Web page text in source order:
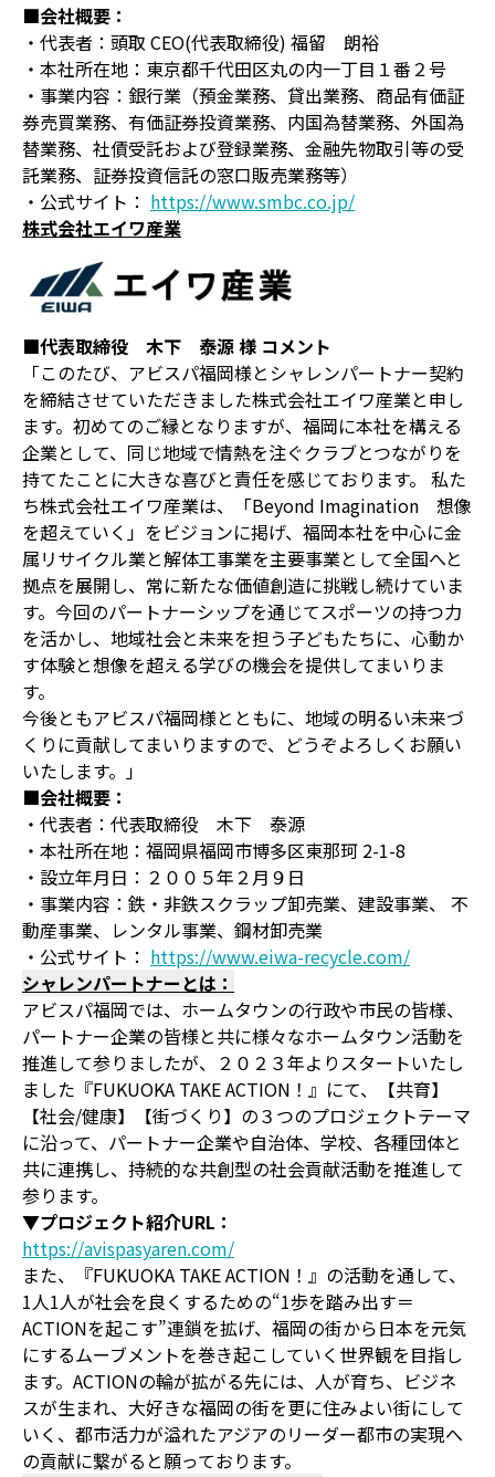
■会社概要：
・代表者：頭取 CEO(代表取締役) 福留 朗裕
・本社所在地：東京都千代田区丸の内一丁目１番２号
・事業内容：銀行業（預金業務、貸出業務、商品有価証
券売買業務、有価証券投資業務、内国為替業務、外国為
替業務、社債受託および登録業務、金融先物取引等の受
託業務、証券投資信託の窓口販売業務等）
・公式サイト： https://www.smbc.co.jp/
株式会社エイワ産業
■代表取締役 木下 泰源 様 コメント
「このたび、アビスパ福岡様とシャレンパートナー契約
を締結させていただきました株式会社エイワ産業と申し
ます。初めてのご縁となりますが、福岡に本社を構える
企業として、同じ地域で情熱を注ぐクラブとつながりを
持てたことに大きな喜びと責任を感じております。 私た
ち株式会社エイワ産業は、「Beyond Imagination 想像
を超えていく」をビジョンに掲げ、福岡本社を中心に金
属リサイクル業と解体工事業を主要事業として全国へと
拠点を展開し、常に新たな価値創造に挑戦し続けていま
す。今回のパートナーシップを通じてスポーツの持つ力
を活かし、地域社会と未来を担う子どもたちに、心動か
す体験と想像を超える学びの機会を提供してまいりま
す。
今後ともアビスパ福岡様とともに、地域の明るい未来づ
くりに貢献してまいりますので、どうぞよろしくお願い
いたします。」
■会社概要：
・代表者：代表取締役 木下 泰源
・本社所在地：福岡県福岡市博多区東那珂 2-1-8
・設立年月日：２００５年２月９日
・事業内容：鉄・非鉄スクラップ卸売業、建設事業、 不
動産事業、レンタル事業、鋼材卸売業
・公式サイト： https://www.eiwa-recycle.com/
シャレンパートナーとは：
アビスパ福岡では、ホームタウンの行政や市民の皆様、
パートナー企業の皆様と共に様々なホームタウン活動を
推進して参りましたが、２０２３年よりスタートいたし
ました『FUKUOKA TAKE ACTION！』にて、【共育】
【社会/健康】【街づくり】の３つのプロジェクトテーマ
に沿って、パートナー企業や自治体、学校、各種団体と
共に連携し、持続的な共創型の社会貢献活動を推進して
参ります。
▼プロジェクト紹介URL：
https://avispasyaren.com/
また、『FUKUOKA TAKE ACTION！』の活動を通して、
1人1人が社会を良くするための“1歩を踏み出す＝
ACTIONを起こす”連鎖を拡げ、福岡の街から日本を元気
にするムーブメントを巻き起こしていく世界観を目指し
ます。ACTIONの輪が拡がる先には、人が育ち、ビジネ
スが生まれ、大好きな福岡の街を更に住みよい街にして
いく、都市活力が溢れたアジアのリーダー都市の実現へ
の貢献に繋がると願っております。